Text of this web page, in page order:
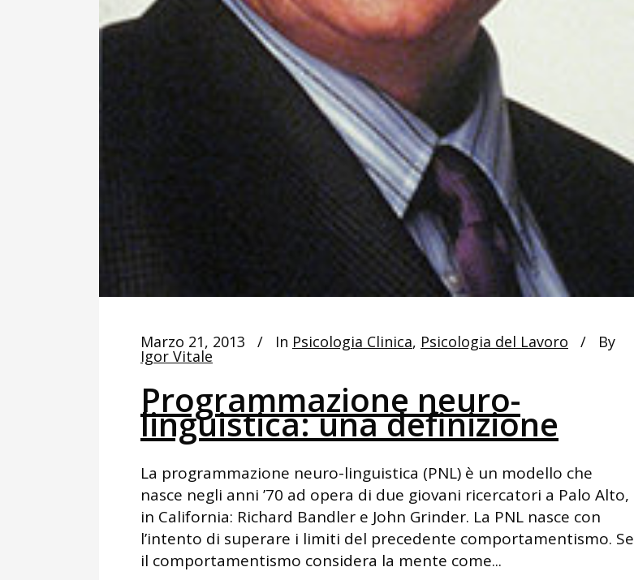
Marzo 21, 2013 In Psicologia Clinica, Psicologia del Lavoro By
Igor Vitale
Programmazione neuro-
linguistica: una definizione
La programmazione neuro-linguistica (PNL) è un modello che
nasce negli anni ’70 ad opera di due giovani ricercatori a Palo Alto,
in California: Richard Bandler e John Grinder. La PNL nasce con
l’intento di superare i limiti del precedente comportamentismo. Se
il comportamentismo considera la mente come...